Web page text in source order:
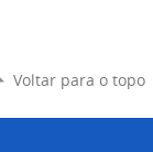
Voltar para o topo